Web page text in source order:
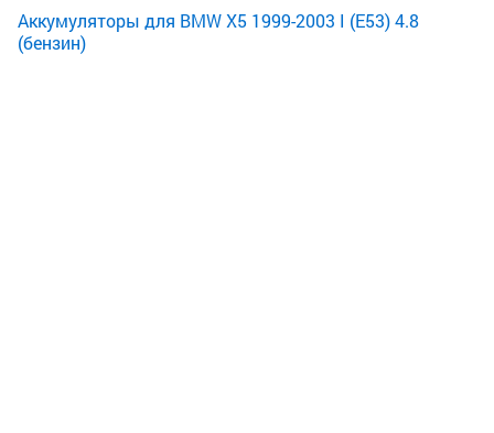
Аккумуляторы для BMW X5 1999-2003 I (E53) 4.8
(бензин)